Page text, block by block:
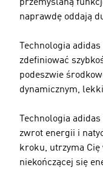
przemyślaną
naprawdę oddają
Technologia
zdefiniować
podeszwie
dynamicznym,
Technologia
zwrot energii i
kroku, utrzyma
niekończącej się